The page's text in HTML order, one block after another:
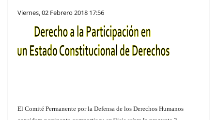
Viernes, 02 Febrero 2018 17:56
El Comité Permanente por la Defensa de los Derechos Humanos